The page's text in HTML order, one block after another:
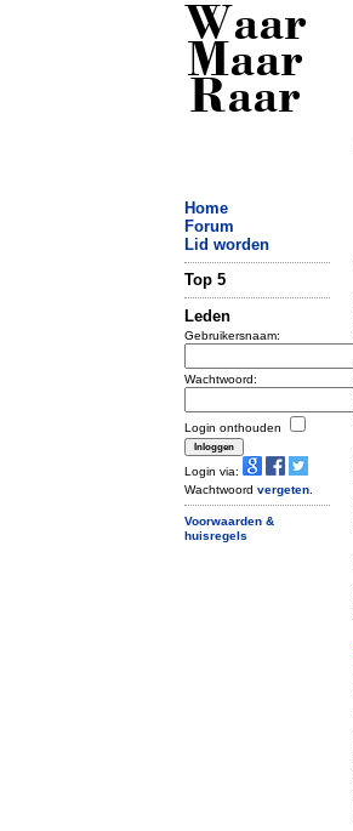
Waar
Maar
Raar
Home
Forum
Lid worden
Top 5
Leden
Gebruikersnaam:
Wachtwoord:
Login onthouden
Login via:
Wachtwoord vergeten
Voorwaarden &
huisregels